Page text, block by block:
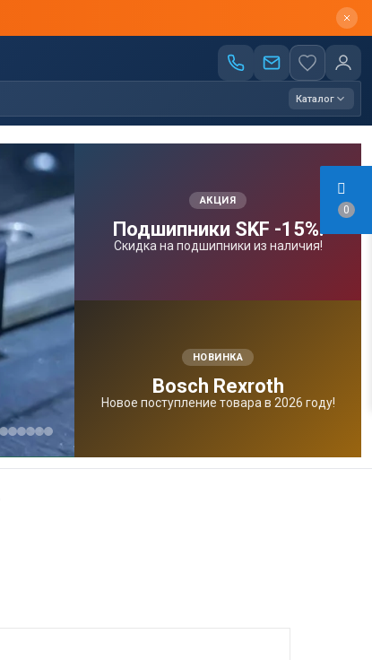
0
Каталог
АКЦИЯ
Подшипники SKF -15%!
Скидка на подшипники из наличия!
НОВИНКА
Bosсh Rexroth
Новое поступление товара в 2026 году!